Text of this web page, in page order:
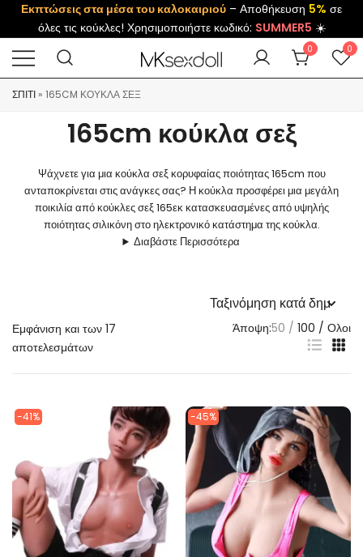
Εκπτώσεις στα μέσα του καλοκαιριού – Αποθήκευση 5% σε
όλες τις κούκλες! Χρησιμοποιήστε κωδικό: SUMMER5 ☀️
0 0
ΣΠΊΤΙ » 165CM ΚΟΎΚΛΑ ΣΕΞ
165cm κούκλα σεξ
Ψάχνετε για μια κούκλα σεξ κορυφαίας ποιότητας 165cm που
ανταποκρίνεται στις ανάγκες σας? Η κούκλα προσφέρει μια μεγάλη
ποικιλία από κούκλες σεξ 165εκ κατασκευασμένες από υψηλής
ποιότητας σιλικόνη στο ηλεκτρονικό κατάστημα της κούκλα.
Διαβάστε Περισσότερα
Εμφάνιση και των 17
αποτελεσμάτων
Άποψη:50 100 Ολοι
-41% -45%